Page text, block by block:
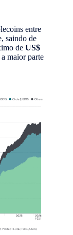
entre
saindo de
de US$
maior parte